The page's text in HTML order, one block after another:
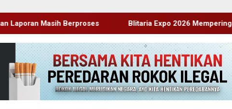
Blitaria Expo 2026 Memperingati HUT RI Ke 81 Dan Hari